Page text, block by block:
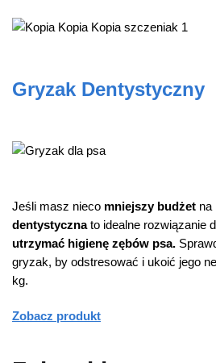
Gryzak Dentystyczny
Jeśli masz nieco mniejszy budżet na
dentystycznato idealne rozwiązanie
utrzymać higienę zębów psa.
gryzak, by odstresować i ukoić jego
kg.
Zobacz produkt